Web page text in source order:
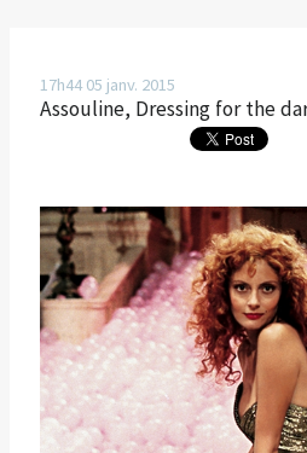
17h44 05 janv. 2015
Assouline, Dressing for the